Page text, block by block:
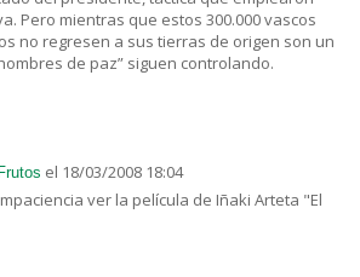
Pero mientras que estos 300.000 vascos
no regresen a sus tierras de origen son un
de paz” siguen controlando.
el 18/03/2008 18:04
ver la película de Iñaki Arteta "El